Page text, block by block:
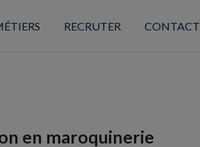
RECRUTER CONTACT
en maroquinerie